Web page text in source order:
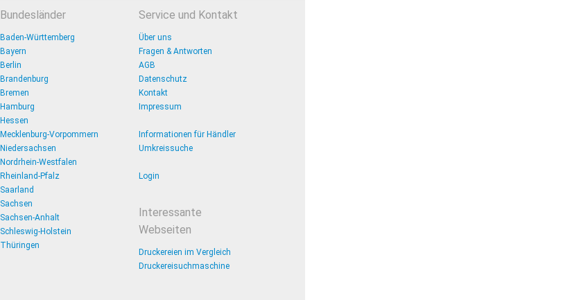
Bundesländer
Baden-Württemberg
Bayern
Berlin
Brandenburg
Bremen
Hamburg
Hessen
Mecklenburg-Vorpommern
Niedersachsen
Nordrhein-Westfalen
Rheinland-Pfalz
Saarland
Sachsen
Sachsen-Anhalt
Schleswig-Holstein
Thüringen
Service und Kontakt
Über uns
Fragen & Antworten
AGB
Datenschutz
Kontakt
Impressum
Informationen für Händler
Umkreissuche
Login
Interessante
Webseiten
Druckereien im Vergleich
Druckereisuchmaschine